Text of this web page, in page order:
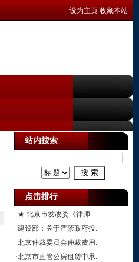
设为主页 收藏本站
站内搜索
点击排行
·★ 北京市发改委《律师..
·建设部：关于严禁政府投..
·北京仲裁委员会仲裁费用..
·北京市直管公房租赁中承..